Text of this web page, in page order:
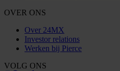
OVER ONS
Over 24MX
Investor relations
Werken bij Pierce
VOLG ONS